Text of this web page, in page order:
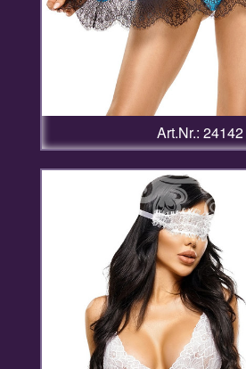
Art.Nr.: 24142